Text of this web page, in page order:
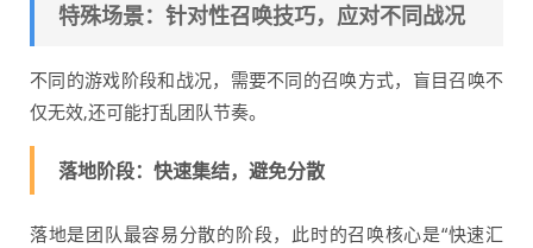
特殊场景：针对性召唤技巧，应对不同战况
不同的游戏阶段和战况，需要不同的召唤方式，盲目召唤不
仅无效,还可能打乱团队节奏。
落地阶段：快速集结，避免分散
落地是团队最容易分散的阶段，此时的召唤核心是“快速汇